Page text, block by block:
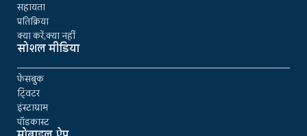
सहायता
प्रतिक्रिया
क्या करें,क्या नहीं
सोशल मीडिया
फेसबुक
ट्विटर
इंस्टाग्राम
पॉडकास्ट